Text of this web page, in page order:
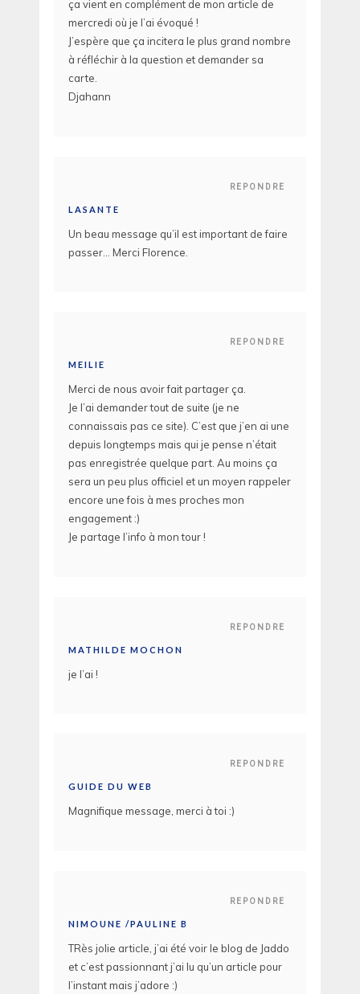
ça vient en complément de mon article de
mercredi où je l’ai évoqué !
J’espère que ça incitera le plus grand nombre
à réfléchir à la question et demander sa
carte.
Djahann
REPONDRE
LASANTE
Un beau message qu’il est important de faire
passer… Merci Florence.
REPONDRE
MEILIE
Merci de nous avoir fait partager ça.
Je l’ai demander tout de suite (je ne
connaissais pas ce site). C’est que j’en ai une
depuis longtemps mais qui je pense n’était
pas enregistrée quelque part. Au moins ça
sera un peu plus officiel et un moyen rappeler
encore une fois à mes proches mon
engagement :)
Je partage l’info à mon tour !
REPONDRE
MATHILDE MOCHON
je l’ai !
REPONDRE
GUIDE DU WEB
Magnifique message, merci à toi :)
REPONDRE
NIMOUNE /PAULINE B
TRès jolie article, j’ai été voir le blog de Jaddo
et c’est passionnant j’ai lu qu’un article pour
l’instant mais j’adore :)